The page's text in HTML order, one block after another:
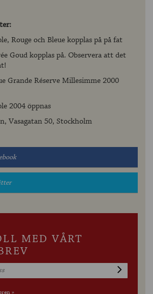
Rouge och Bleue kopplas på på fat
Goud kopplas på. Observera att det
Grande Réserve Millesimme 2000
2004 öppnas
Vasagatan 50, Stockholm
MED VÅRT